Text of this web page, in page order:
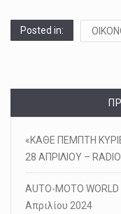
Posted in:
«ΚΑΘΕ ΠΕΜΠΤΗ
28 ΑΠΡΙΛΙΟΥ –
AUTO-MOTO WORLD
Απριλίου 2024